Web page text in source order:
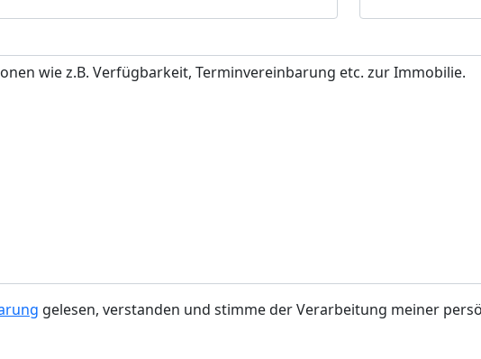
gelesen, verstanden und stimme der Verarbeitung meiner